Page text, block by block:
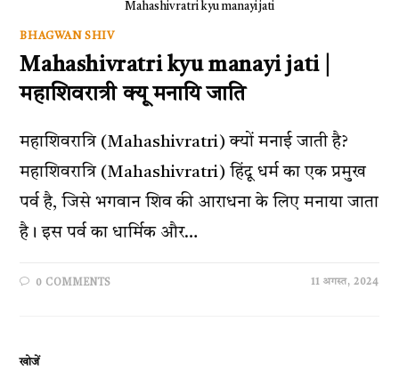
Mahashivratri kyu manayi jati
BHAGWAN SHIV
Mahashivratri kyu manayi jati |
महाशिवरात्री क्यू मनायि जाति
महाशिवरात्रि (Mahashivratri) क्यों मनाई जाती है?
महाशिवरात्रि (Mahashivratri) हिंदू धर्म का एक प्रमुख
पर्व है, जिसे भगवान शिव की आराधना के लिए मनाया जाता
है। इस पर्व का धार्मिक और…
0 COMMENTS 11 अगस्त, 2024
खोजें